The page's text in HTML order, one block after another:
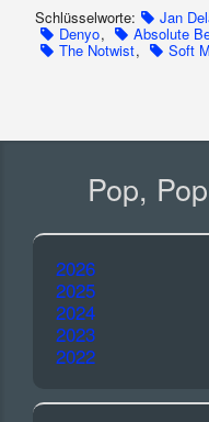
Schlüsselworte: Jan
Denyo, Absolute
The Notwist, Soft
Pop,
2026
2025
2024
2023
2022